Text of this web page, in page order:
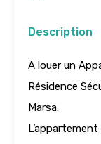
Description
A louer un
Résidence
Marsa.